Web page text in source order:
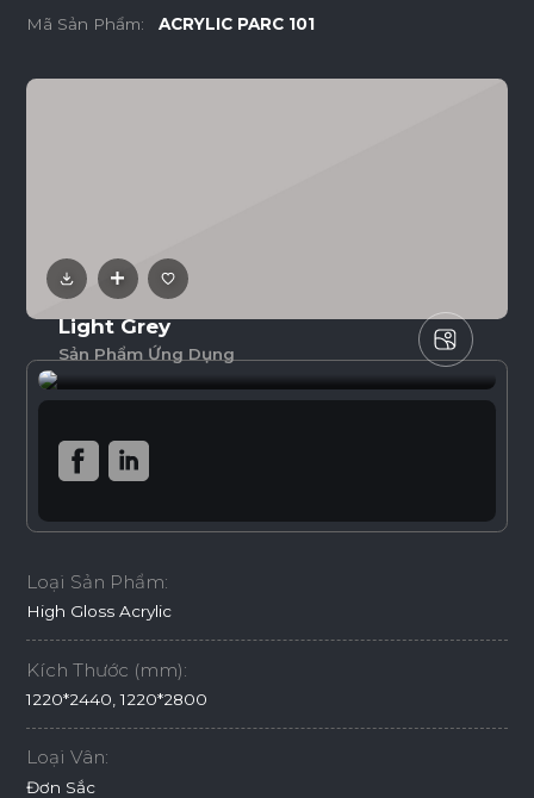
Mã Sản Phẩm: ACRYLIC PARC 101
Light Grey
Sản Phẩm Ứng Dụng
Loại Sản Phẩm:
High Gloss Acrylic
Kích Thước (mm):
1220*2440, 1220*2800
Loại Vân:
Đơn Sắc